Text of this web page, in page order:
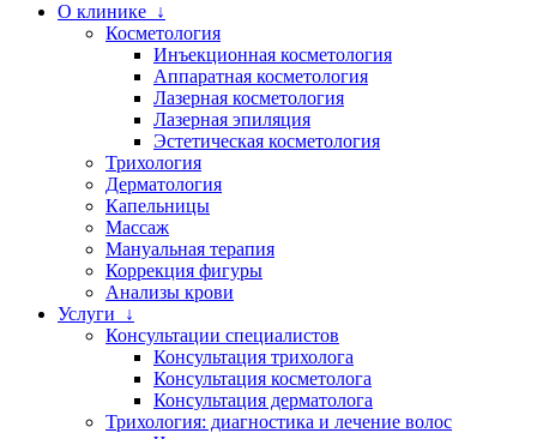
О клинике ↓
Косметология
Инъекционная косметология
Аппаратная косметология
Лазерная косметология
Лазерная эпиляция
Эстетическая косметология
Трихология
Дерматология
Капельницы
Массаж
Мануальная терапия
Коррекция фигуры
Анализы крови
Услуги ↓
Консультации специалистов
Консультация трихолога
Консультация косметолога
Консультация дерматолога
Трихология: диагностика и лечение волос